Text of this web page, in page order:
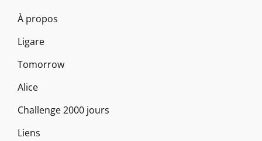
À propos
Ligare
Tomorrow
Alice
Challenge 2000 jours
Liens